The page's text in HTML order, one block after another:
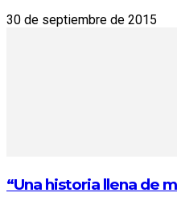
30 de septiembre de 2015
“Una historia llena de